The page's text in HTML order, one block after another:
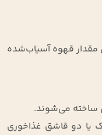
مقدار قهوه آسیاب‌شده
ساخته می‌شوند.
یا دو قاشق غذاخوری